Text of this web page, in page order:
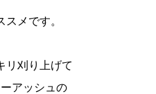
スメです。
リ刈り上げて
アッシュの